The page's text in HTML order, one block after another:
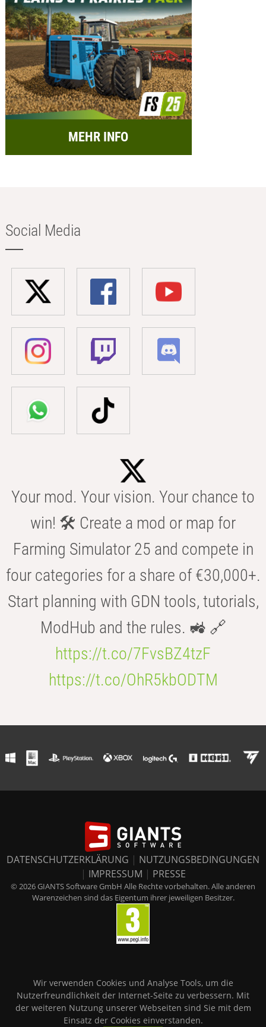
MEHR INFO
Social Media
Your mod. Your vision. Your chance to
win! 🛠️ Create a mod or map for
Farming Simulator 25 and compete in
four categories for a share of €30,000+.
Start planning with GDN tools, tutorials,
ModHub and the rules. 🚜 🔗
https://t.co/7FvsBZ4tzF
https://t.co/OhR5kbODTM
DATENSCHUTZERKLÄRUNG | NUTZUNGSBEDINGUNGEN
| IMPRESSUM | PRESSE
© 2026 GIANTS Software GmbH Alle Rechte vorbehalten. Alle anderen
Warenzeichen sind das Eigentum ihrer jeweiligen Besitzer.
Wir verwenden Cookies und Analyse Tools, um die
Nutzerfreundlichkeit der Internet-Seite zu verbessern. Mit
der weiteren Nutzung unserer Webseiten sind Sie mit dem
Einsatz der Cookies einverstanden.